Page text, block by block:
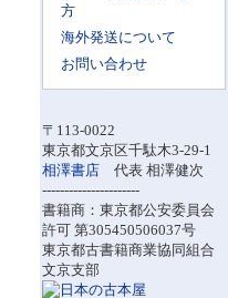
方
海外発送について
お問い合わせ
〒113-0022
東京都文京区千駄木3-29-1
相澤書店 代表 相澤健次
----------------------
書籍商：東京都公安委員会
許可 第305450506037号
東京都古書籍商業協同組合
文京支部